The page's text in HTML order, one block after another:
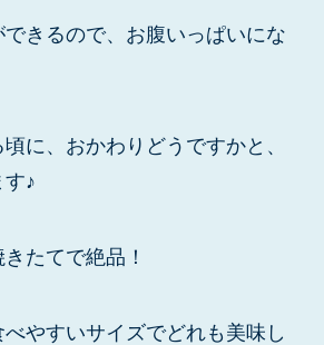
きるので、お腹いっぱいにな
に、おかわりどうですかと、
♪
たてで絶品！
やすいサイズでどれも美味し